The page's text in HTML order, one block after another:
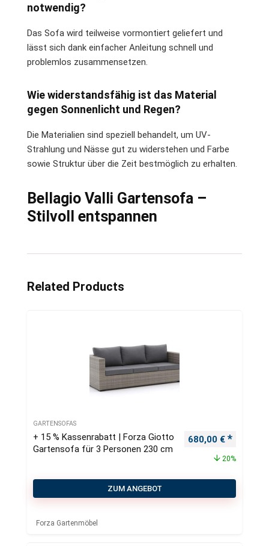
notwendig?
Das Sofa wird teilweise vormontiert geliefert und
lässt sich dank einfacher Anleitung schnell und
problemlos zusammensetzen.
Wie widerstandsfähig ist das Material
gegen Sonnenlicht und Regen?
Die Materialien sind speziell behandelt, um UV-
Strahlung und Nässe gut zu widerstehen und Farbe
sowie Struktur über die Zeit bestmöglich zu erhalten.
Bellagio Valli Gartensofa –
Stilvoll entspannen
Related Products
GARTENSOFAS
+ 15 % Kassenrabatt | Forza Giotto
Gartensofa für 3 Personen 230 cm
Ursprünglicher
680,00 €
20%
ZUM ANGEBOT
Forza Gartenmöbel